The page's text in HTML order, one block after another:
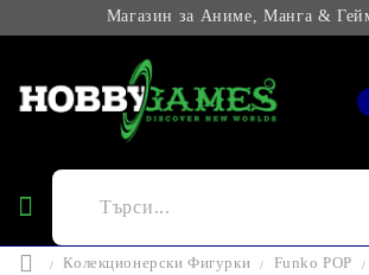
Магазин за Аниме, Манга &
Колекционерски Фигурки Funko POP